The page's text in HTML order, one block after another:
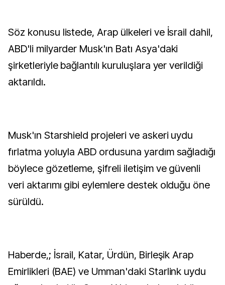
Söz konusu listede, Arap ülkeleri ve İsrail dahil,
ABD'li milyarder Musk'ın Batı Asya'daki
şirketleriyle bağlantılı kuruluşlara yer verildiği
aktarıldı.
Musk'ın Starshield projeleri ve askeri uydu
fırlatma yoluyla ABD ordusuna yardım sağladığı
böylece gözetleme, şifreli iletişim ve güvenli
veri aktarımı gibi eylemlere destek olduğu öne
sürüldü.
Haberde,; İsrail, Katar, Ürdün, Birleşik Arap
Emirlikleri (BAE) ve Umman'daki Starlink uydu